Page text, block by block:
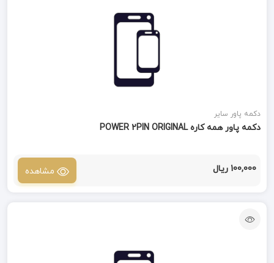
دکمه پاور سایر
دکمه پاور همه کاره POWER 2PIN ORIGINAL
100,000 ریال مشاهده